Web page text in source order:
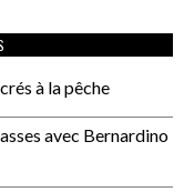
à la pêche
avec Bernardino